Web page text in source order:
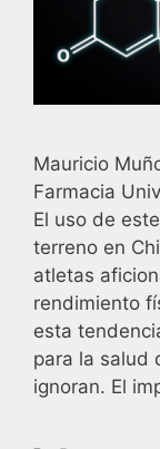
Mauricio
Farmacia
El uso de
terreno en
atletas
rendimiento
esta
para la salud
ignoran. El